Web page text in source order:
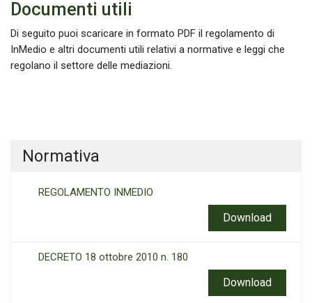
Documenti utili
Di seguito puoi scaricare in formato PDF il regolamento di
InMedio e altri documenti utili relativi a normative e leggi che
regolano il settore delle mediazioni.
Normativa
REGOLAMENTO INMEDIO
Download
DECRETO 18 ottobre 2010 n. 180
Download